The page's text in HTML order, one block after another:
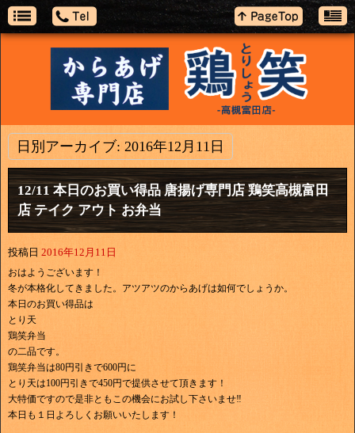
日別アーカイブ: 2016年12月11日
12/11 本日のお買い得品 唐揚げ専門店 鶏笑高槻富田
店 テイク アウト お弁当
投稿日 2016年12月11日
おはようございます！
冬が本格化してきました。アツアツのからあげは如何でしょうか。
本日のお買い得品は
とり天
鶏笑弁当
の二品です。
鶏笑弁当は80円引きで600円に
とり天は100円引きで450円で提供させて頂きます！
大特価ですので是非ともこの機会にお試し下さいませ‼
本日も１日よろしくお願いいたします！